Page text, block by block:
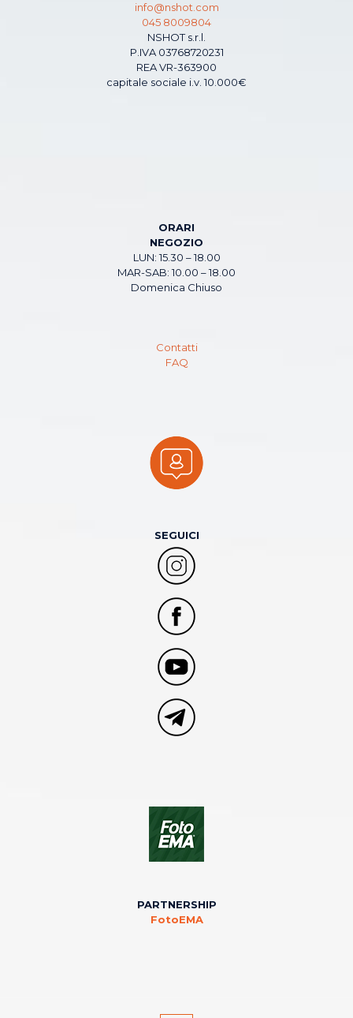
info@nshot.com
045 8009804
NSHOT s.r.l.
P.IVA 03768720231
REA VR-363900
capitale sociale i.v. 10.000€
ORARI
NEGOZIO
LUN: 15.30 – 18.00
MAR-SAB: 10.00 – 18.00
Domenica Chiuso
Contatti
FAQ
SEGUICI
PARTNERSHIP
FotoEMA